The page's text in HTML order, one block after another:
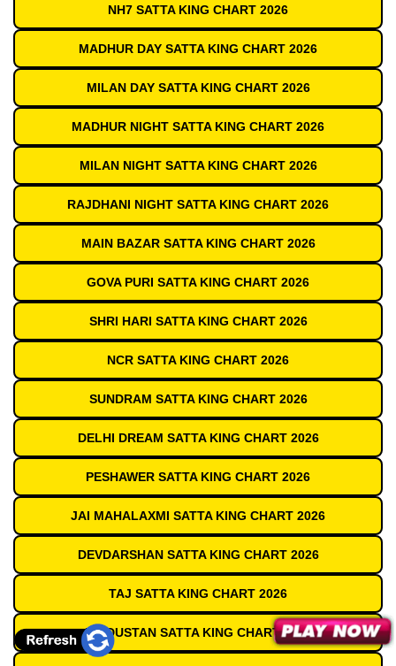
NH7 SATTA KING CHART 2026
MADHUR DAY SATTA KING CHART 2026
MILAN DAY SATTA KING CHART 2026
MADHUR NIGHT SATTA KING CHART 2026
MILAN NIGHT SATTA KING CHART 2026
RAJDHANI NIGHT SATTA KING CHART 2026
MAIN BAZAR SATTA KING CHART 2026
GOVA PURI SATTA KING CHART 2026
SHRI HARI SATTA KING CHART 2026
NCR SATTA KING CHART 2026
SUNDRAM SATTA KING CHART 2026
DELHI DREAM SATTA KING CHART 2026
PESHAWER SATTA KING CHART 2026
JAI MAHALAXMI SATTA KING CHART 2026
DEVDARSHAN SATTA KING CHART 2026
TAJ SATTA KING CHART 2026
HINDUSTAN SATTA KING CHART 2026